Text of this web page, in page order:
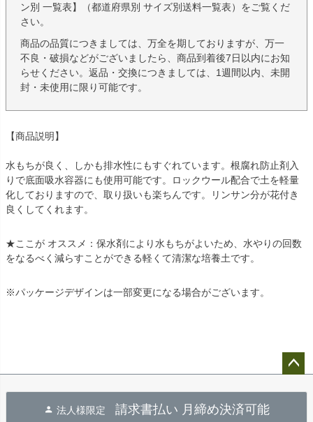
ン別 一覧表】（都道府県別 サイズ別送料一覧表）をご覧くだ
さい。
商品の品質につきましては、万全を期しておりますが、万一
不良・破損などがございましたら、商品到着後7日以内にお知
らせください。返品・交換につきましては、1週間以内、未開
封・未使用に限り可能です。
【商品説明】
水もちが良く、しかも排水性にもすぐれています。根腐れ防止剤入
りで底面吸水容器にも使用可能です。ロックウール配合で土を軽量
化しておりますので、取り扱いも楽ちんです。リンサン分が花付き
良くしてくれます。
★ここが オススメ：保水剤により水もちがよいため、水やりの回数
をなるべく減らすことができる軽くて清潔な培養土です。
※パッケージデザインは一部変更になる場合がございます。
法人様限定 請求書払い 月締め決済可能